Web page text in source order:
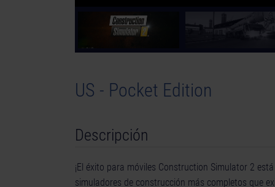
US - Pocket Edition
Descripción
¡El éxito para móviles Construction Simulator 2
simuladores de construcción más completos que